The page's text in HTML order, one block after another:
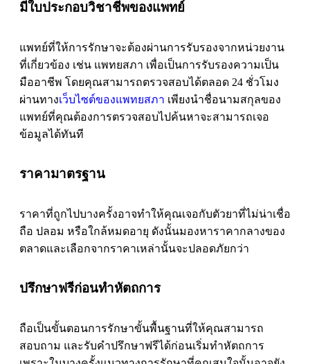
มีใบประกอบวิชาชีพของแพทย์
แพทย์ที่ให้การรักษาจะต้องผ่านการรับรองจากหน่วยงาน
ที่เกี่ยวข้อง เช่น แพทยสภา เพื่อเป็นการรับรองความเป็น
มืออาชีพ โดยคุณสามารถตรวจสอบได้ตลอด 24 ชั่วโมง
ผ่านทางเว็บไซต์ของแพทยสภา เพียงนำชื่อนามสกุลของ
แพทย์ที่คุณต้องการตรวจสอบไปค้นหาจะสามารถเจอ
ข้อมูลได้ทันที
ราคามาตรฐาน
ราคาที่ถูกไปบางครั้งอาจทำให้คุณเจอกับตัวยาที่ไม่น่าเชื่อ
ถือ ปลอม หรือใกล้หมดอายุ ดังนั้นมองหาราคากลางของ
ตลาดและเลือกจากราคาเหล่านั้นจะปลอดภัยกว่า
ปรึกษาฟรีก่อนทำหัตถการ
ถือเป็นขั้นตอนการรักษาขั้นพื้นฐานที่ให้คุณสามารถ
สอบถาม และรับคำปรึกษาฟรีได้ก่อนเริ่มทำหัตถการ